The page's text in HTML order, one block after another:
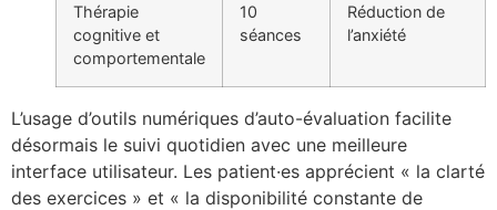
Thérapie
cognitive et
comportementale
10
séances
Réduction de
l’anxiété
L’usage d’outils numériques d’auto-évaluation facilite
désormais le suivi quotidien avec une meilleure
interface utilisateur. Les patient·es apprécient « la clarté
des exercices » et « la disponibilité constante de